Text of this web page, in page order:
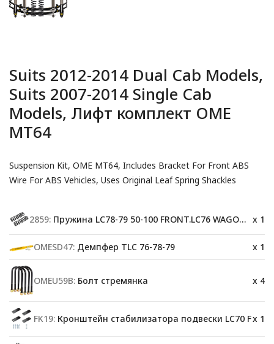
Suits 2012-2014 Dual Cab Models,
Suits 2007-2014 Single Cab
Models, Лифт комплект OME
MT64
Suspension Kit, OME MT64, Includes Bracket For Front ABS
Wire For ABS Vehicles, Uses Original Leaf Spring Shackles
2859: Пружина LC78-79 50-100 FRONT.LC76 WAGON 61-120 kg(F) x 1
OMESD47: Демпфер TLC 76-78-79 x 1
OMEU59B: Болт стремянка x 4
FK19: Кронштейн стабилизатора подвески LC70 Fx 1